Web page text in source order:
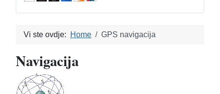
Vi ste ovdje: Home GPS navigacija
Navigacija